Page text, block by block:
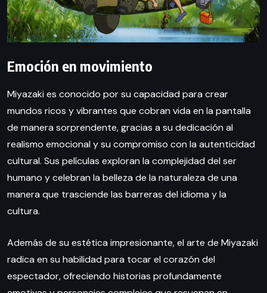
Emoción en movimiento
Miyazaki es conocido por su capacidad para crear
mundos ricos y vibrantes que cobran vida en la pantalla
de manera sorprendente, gracias a su dedicación al
realismo emocional y su compromiso con la autenticidad
cultural. Sus películas exploran la complejidad del ser
humano y celebran la belleza de la naturaleza de una
manera que trasciende las barreras del idioma y la
cultura.
Además de su estética impresionante, el arte de Miyazaki
radica en su habilidad para tocar el corazón del
espectador, ofreciendo historias profundamente